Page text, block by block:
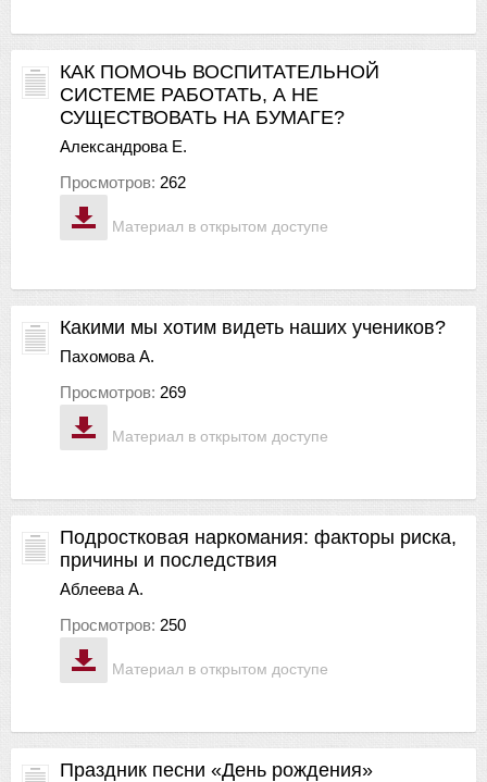
Материал в открытом доступе
КАК ПОМОЧЬ ВОСПИТАТЕЛЬНОЙ
СИСТЕМЕ РАБОТАТЬ, А НЕ
СУЩЕСТВОВАТЬ НА БУМАГЕ?
Александрова Е.
Просмотров: 262
Материал в открытом доступе
Какими мы хотим видеть наших учеников?
Пахомова А.
Просмотров: 269
Материал в открытом доступе
Подростковая наркомания: факторы риска,
причины и последствия
Аблеева А.
Просмотров: 250
Праздник песни «День рождения»